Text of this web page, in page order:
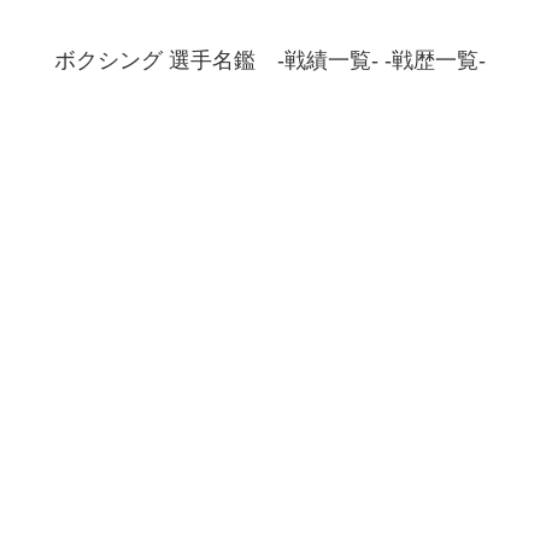
ボクシング 選手名鑑 -戦績一覧- -戦歴一覧-